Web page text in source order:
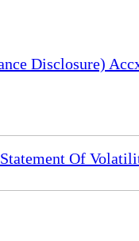
Disclosure)
Of